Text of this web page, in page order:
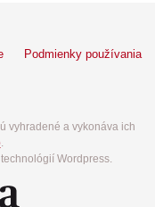
Podmienky používania
vyhradené a vykonáva ich
.
Wordpress.